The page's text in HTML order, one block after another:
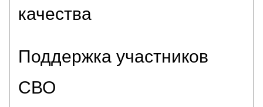
качества
Поддержка участников
СВО